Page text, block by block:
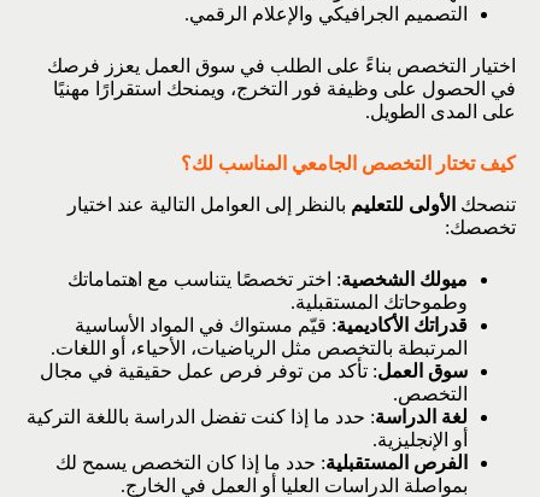
التصميم الجرافيكي والإعلام الرقمي.
اختيار التخصص بناءً على الطلب في سوق العمل يعزز فرصك
في الحصول على وظيفة فور التخرج، ويمنحك استقرارًا مهنيًا
على المدى الطويل.
كيف تختار التخصص الجامعي المناسب لك؟
تنصحك الأولى للتعليم بالنظر إلى العوامل التالية عند اختيار
تخصصك:
ميولك الشخصية: اختر تخصصًا يتناسب مع اهتماماتك
وطموحاتك المستقبلية.
قدراتك الأكاديمية: قيّم مستواك في المواد الأساسية
المرتبطة بالتخصص مثل الرياضيات، الأحياء، أو اللغات.
سوق العمل: تأكد من توفر فرص عمل حقيقية في مجال
التخصص.
لغة الدراسة: حدد ما إذا كنت تفضل الدراسة باللغة التركية
أو الإنجليزية.
الفرص المستقبلية: حدد ما إذا كان التخصص يسمح لك
بمواصلة الدراسات العليا أو العمل في الخارج.